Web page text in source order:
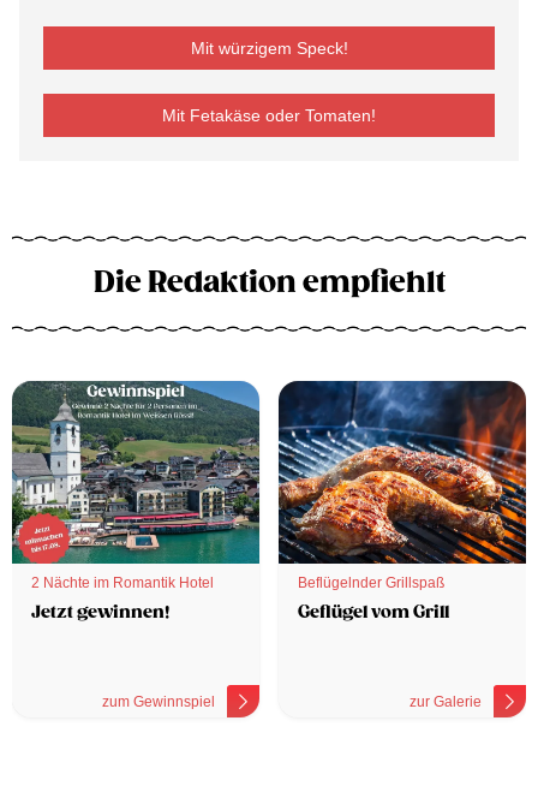
Mit würzigem Speck!
Mit Fetakäse oder Tomaten!
Die Redaktion empfiehlt
2 Nächte im Romantik Hotel
Jetzt gewinnen!
zum Gewinnspiel
Beflügelnder Grillspaß
Geflügel vom Grill
zur Galerie